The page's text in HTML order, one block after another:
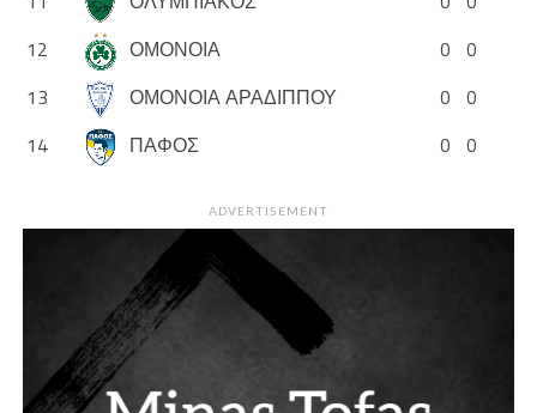
12
ΟΜΟΝΟΙΑ 0 0
13
ΟΜΟΝΟΙΑ ΑΡΑΔΙΠΠΟΥ 0 0
14
ΠΑΦΟΣ 0 0
ADVERTISEMENT